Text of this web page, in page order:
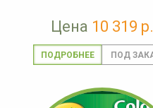
Цена 10 319 р.
ПОДРОБНЕЕ